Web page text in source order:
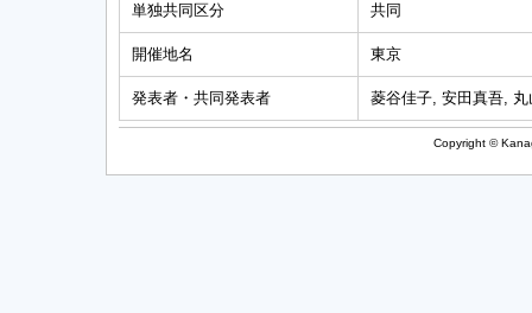
単独共同区分 共同
開催地名 東京
発表者・共同発表者 菱谷佳子, 安田真吾,
Copyright ©